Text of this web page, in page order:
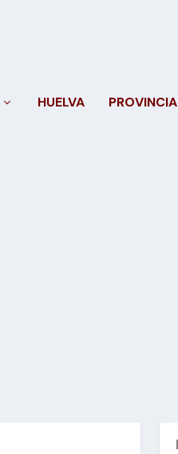
HUELVA PROVINCIA